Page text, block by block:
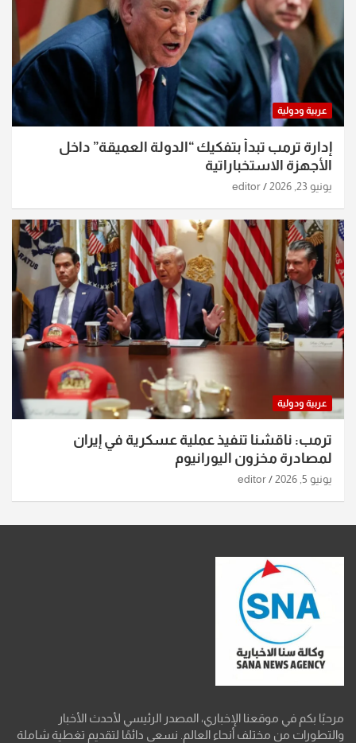
عربية ودولية
إدارة ترمب تبدأ بتفكيك “الدولة العميقة” داخل
الأجهزة الاستخباراتية
يونيو 23, 2026 editor
عربية ودولية
ترمب: ناقشنا تنفيذ عملية عسكرية في إيران
لمصادرة مخزون اليورانيوم
يونيو 5, 2026 editor
مرحبًا بكم في موقعنا الإخباري، المصدر الرئيسي لأحدث الأخبار
والتطورات من مختلف أنحاء العالم. نسعى دائمًا لتقديم تغطية شاملة